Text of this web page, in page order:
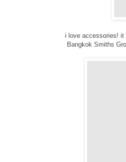
i love accessories! it
Bangkok Smiths